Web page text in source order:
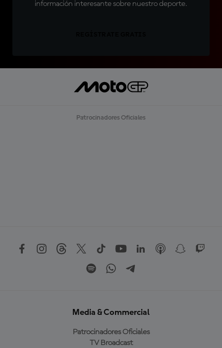
información interesante sobre nuestro deporte.
Patrocinadores Oficiales
Media & Commercial
Patrocinadores Oficiales
TV Broadcast